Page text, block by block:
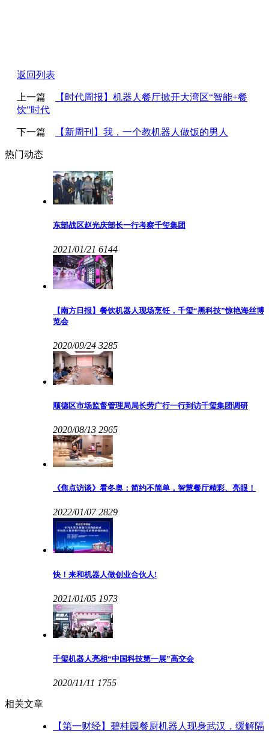
返回列表
上一篇
【时代周报】机器人餐厅掀开大湾区“智能+餐
饮”时代
下一篇 【新周刊】我，一个教机器人做饭的男人
热门动态
东部战区赵光庆部长一行考察千玺集团
2021/01/21 6144
【南方日报】餐饮机器人现场烹饪，千玺“黑科技”惊艳海丝博
览会
2020/09/24 3285
顺德区市场监督管理局局长劳广行一行到访千玺集团调研
2020/08/13 2965
《焦点访谈》看冬奥：简约不简单，智慧餐厅精彩、亮眼！
2022/01/07 2829
快！来和机器人做创业合伙人!
2021/01/05 1973
千玺机器人亮相“中国科技第一展”高交会
2020/11/11 1755
相关文章
【第一财经】碧桂园餐厨机器人现身武汉，缓解隔